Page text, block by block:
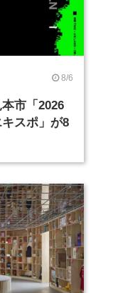
8/6
市「2026
スポ」が8